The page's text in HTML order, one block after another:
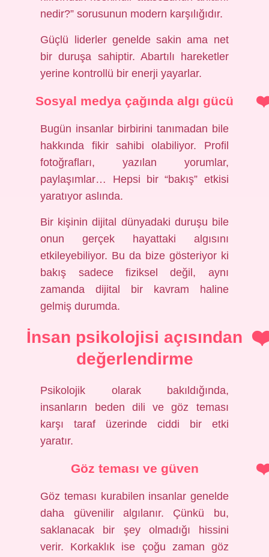
nedir?” sorusunun modern karşılığıdır.
Güçlü liderler genelde sakin ama net
bir duruşa sahiptir. Abartılı hareketler
yerine kontrollü bir enerji yayarlar.
Sosyal medya çağında algı gücü
Bugün insanlar birbirini tanımadan bile
hakkında fikir sahibi olabiliyor. Profil
fotoğrafları, yazılan yorumlar,
paylaşımlar… Hepsi bir “bakış” etkisi
yaratıyor aslında.
Bir kişinin dijital dünyadaki duruşu bile
onun gerçek hayattaki algısını
etkileyebiliyor. Bu da bize gösteriyor ki
bakış sadece fiziksel değil, aynı
zamanda dijital bir kavram haline
gelmiş durumda.
İnsan psikolojisi açısından
değerlendirme
Psikolojik olarak bakıldığında,
insanların beden dili ve göz teması
karşı taraf üzerinde ciddi bir etki
yaratır.
Göz teması ve güven
Göz teması kurabilen insanlar genelde
daha güvenilir algılanır. Çünkü bu,
saklanacak bir şey olmadığı hissini
verir. Korkaklık ise çoğu zaman göz